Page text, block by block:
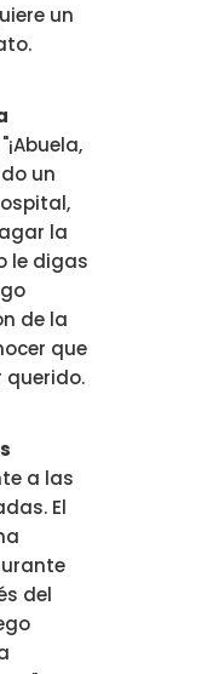
un
un
la
le digas
de la
que
querido.
a las
El
del